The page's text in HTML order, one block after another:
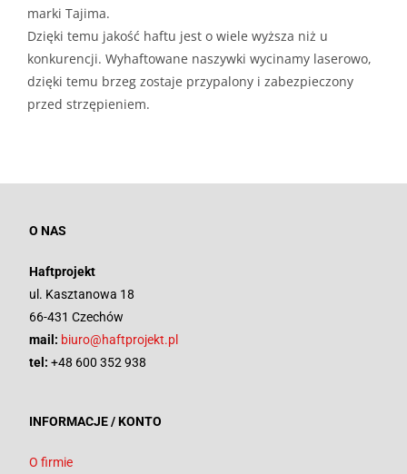
marki Tajima.
Dzięki temu jakość haftu jest o wiele wyższa niż u
konkurencji. Wyhaftowane naszywki wycinamy laserowo,
dzięki temu brzeg zostaje przypalony i zabezpieczony
przed strzępieniem.
O NAS
Haftprojekt
ul. Kasztanowa 18
66-431 Czechów
mail: biuro@haftprojekt.pl
tel: +48 600 352 938
INFORMACJE / KONTO
O firmie